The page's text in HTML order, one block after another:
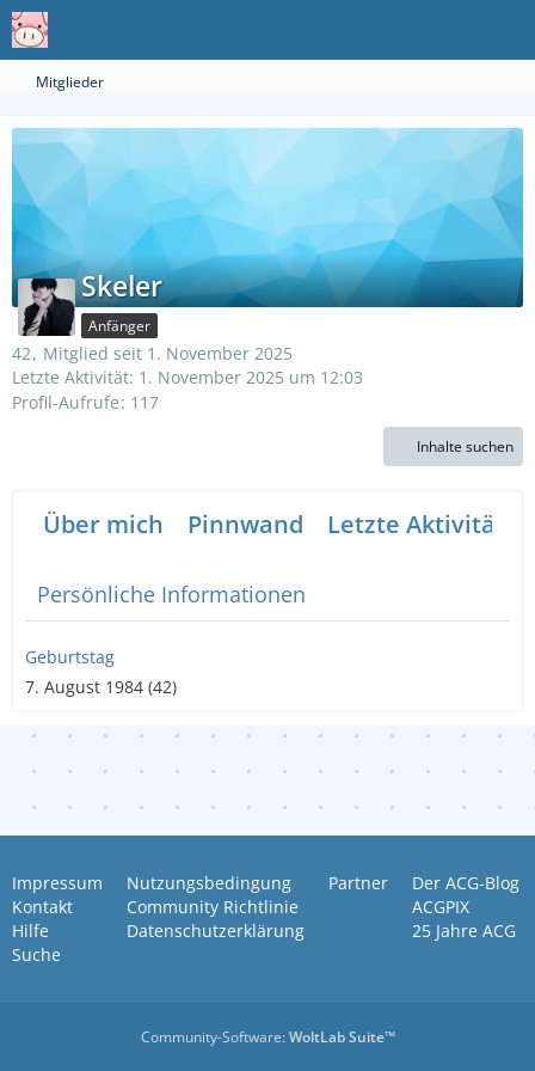
Mitglieder
Skeler
Anfänger
42 Mitglied seit 1. November 2025
Letzte Aktivität: 1. November 2025 um 12:03
Profil-Aufrufe 117
Inhalte suchen
Über mich Pinnwand Letzte Aktivitäten
Persönliche Informationen
Geburtstag
7. August 1984 (42)
Impressum
Kontakt
Hilfe
Suche
Nutzungsbedingung
Community Richtlinie
Datenschutzerklärung
Partner
Der ACG-Blog
ACGPIX
25 Jahre ACG
Community-Software:WoltLab Suite™